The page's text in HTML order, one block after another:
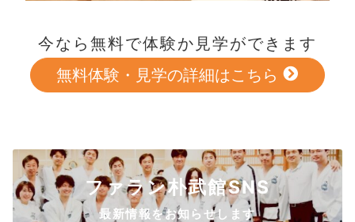
今なら無料で体験か見学ができます
無料体験・見学の詳細はこちら
ファラン朴武館SNS
最新情報をお知らせします